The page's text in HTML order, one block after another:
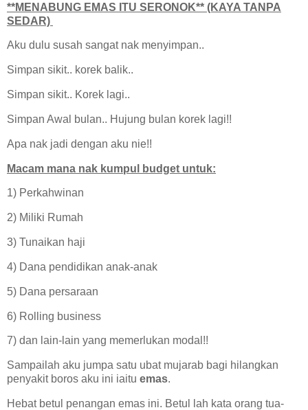
**MENABUNG EMAS ITU SERONOK** (KAYA TANPA
SEDAR)
Aku dulu susah sangat nak menyimpan..
Simpan sikit.. korek balik..
Simpan sikit.. Korek lagi..
Simpan Awal bulan.. Hujung bulan korek lagi!!
Apa nak jadi dengan aku nie!!
Macam mana nak kumpul budget untuk:
1) Perkahwinan
2) Miliki Rumah
3) Tunaikan haji
4) Dana pendidikan anak-anak
5) Dana persaraan
6) Rolling business
7) dan lain-lain yang memerlukan modal!!
Sampailah aku jumpa satu ubat mujarab bagi hilangkan
penyakit boros aku ini iaitu emas.
Hebat betul penangan emas ini. Betul lah kata orang tua-